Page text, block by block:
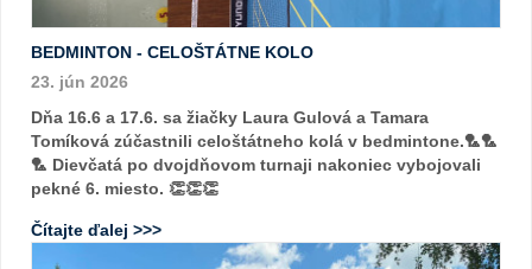
BEDMINTON - CELOŠTÁTNE KOLO
23. jún 2026
Dňa 16.6 a 17.6. sa žiačky Laura Gulová a Tamara
Tomíková zúčastnili celoštátneho kolá v bedmintone.🏸🏸
🏸 Dievčatá po dvojdňovom turnaji nakoniec vybojovali
pekné 6. miesto. 👏👏👏
Čítajte ďalej >>>